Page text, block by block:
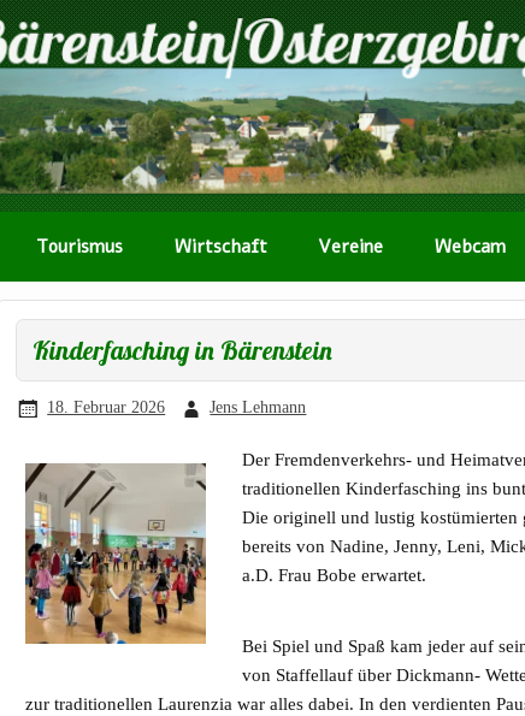
Tourismus Wirtschaft Vereine Webcam
Kinderfasching in Bärenstein
18. Februar 2026 Jens Lehmann
Der Fremdenverkehrs- und
traditionellen Kinderfasching ins
Die originell und lustig
bereits von Nadine, Jenny, Leni,
a.D. Frau Bobe erwartet.
Bei Spiel und Spaß kam jeder auf
von Staffellauf über Dickmann-
zur traditionellen Laurenzia war alles dabei. In den verdienten